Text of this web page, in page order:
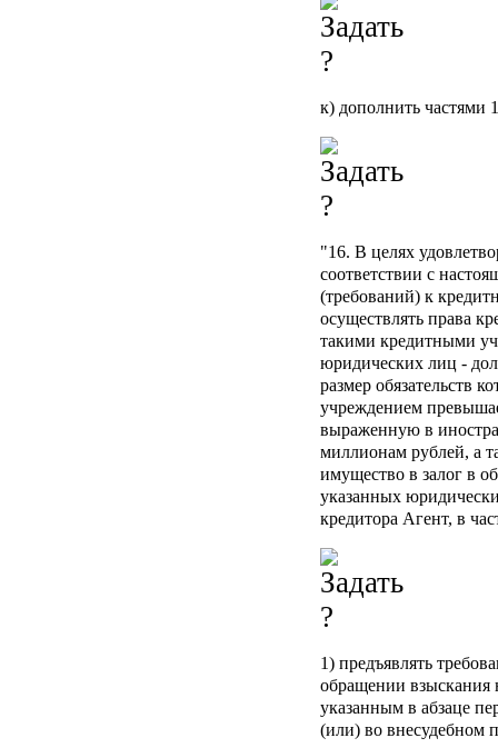
к) дополнить частями
"16. В целях
соответствии с
(требований) к
осуществлять права
такими кредитными
юридических лиц -
размер обязательств
учреждением
выраженную в
миллионам рублей, а
имущество в залог в
указанных
кредитора Агент, в
1) предъявлять
обращении взыскания
указанным в абзаце
(или) во внесудебном